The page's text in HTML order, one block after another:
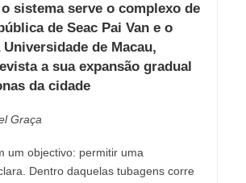
sistema serve o complexo de
de Seac Pai Van e o
de Macau,
a sua expansão gradual
da cidade
Graça
um objectivo: permitir uma
Dentro daquelas tubagens corre